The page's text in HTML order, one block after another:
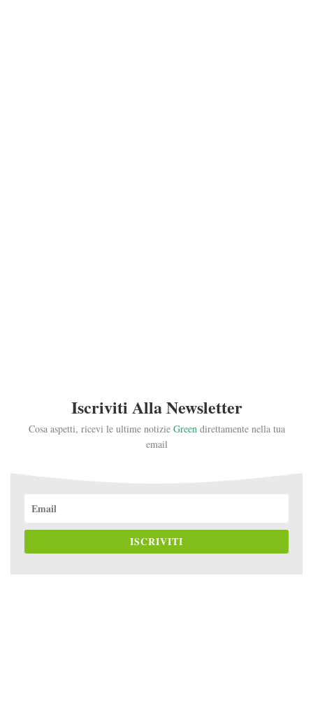
Iscriviti Alla Newsletter
Cosa aspetti, ricevi le ultime notizie Greendirettamente nella tua
email
ISCRIVITI